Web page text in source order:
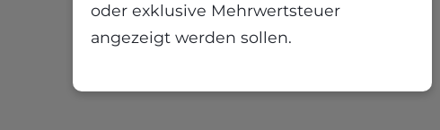
oder exklusive Mehrwertsteuer
angezeigt werden sollen.